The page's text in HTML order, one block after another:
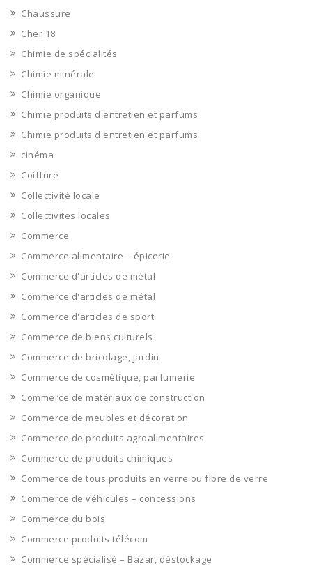
Chaussure
Cher 18
Chimie de spécialités
Chimie minérale
Chimie organique
Chimie produits d'entretien et parfums
Chimie produits d'entretien et parfums
cinéma
Coiffure
Collectivité locale
Collectivites locales
Commerce
Commerce alimentaire – épicerie
Commerce d'articles de métal
Commerce d'articles de métal
Commerce d'articles de sport
Commerce de biens culturels
Commerce de bricolage, jardin
Commerce de cosmétique, parfumerie
Commerce de matériaux de construction
Commerce de meubles et décoration
Commerce de produits agroalimentaires
Commerce de produits chimiques
Commerce de tous produits en verre ou fibre de verre
Commerce de véhicules – concessions
Commerce du bois
Commerce produits télécom
Commerce spécialisé – Bazar, déstockage